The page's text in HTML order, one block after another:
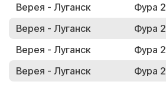
Верея - Луганск
Фура
Верея - Луганск
Фура
Верея - Луганск
Фура
Верея - Луганск
Фура